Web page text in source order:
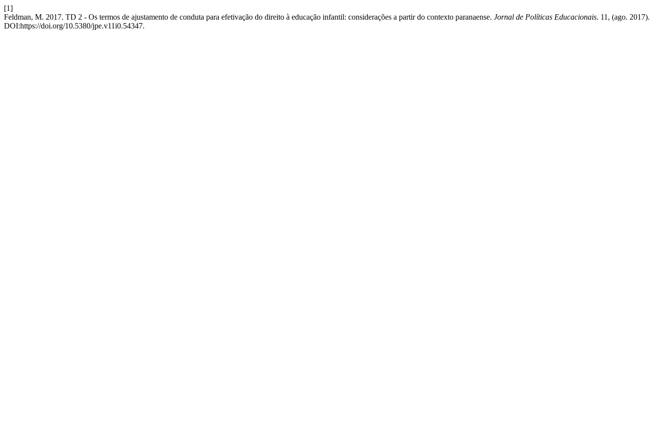
[1]
Feldman, M. 2017. TD 2 - Os termos de ajustamento de conduta para efetivação do direito à educação infantil: considerações a partir do contexto paranaense. Jornal de Políticas Educacionais. 11, (ago. 2017).
DOI:https://doi.org/10.5380/jpe.v11i0.54347.